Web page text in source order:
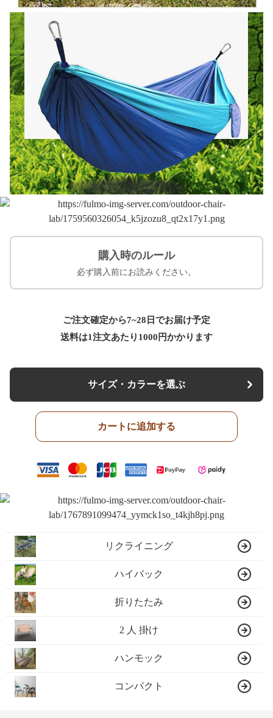
購入時のルール
必ず購入前にお読みください。
ご注文確定から7~28日でお届け予定
送料は1注文あたり 1000 円かかります
サイズ・カラーを選ぶ
カートに追加する
リクライニング
ハイバック
折りたたみ
2 人 掛け
ハンモック
コンパクト